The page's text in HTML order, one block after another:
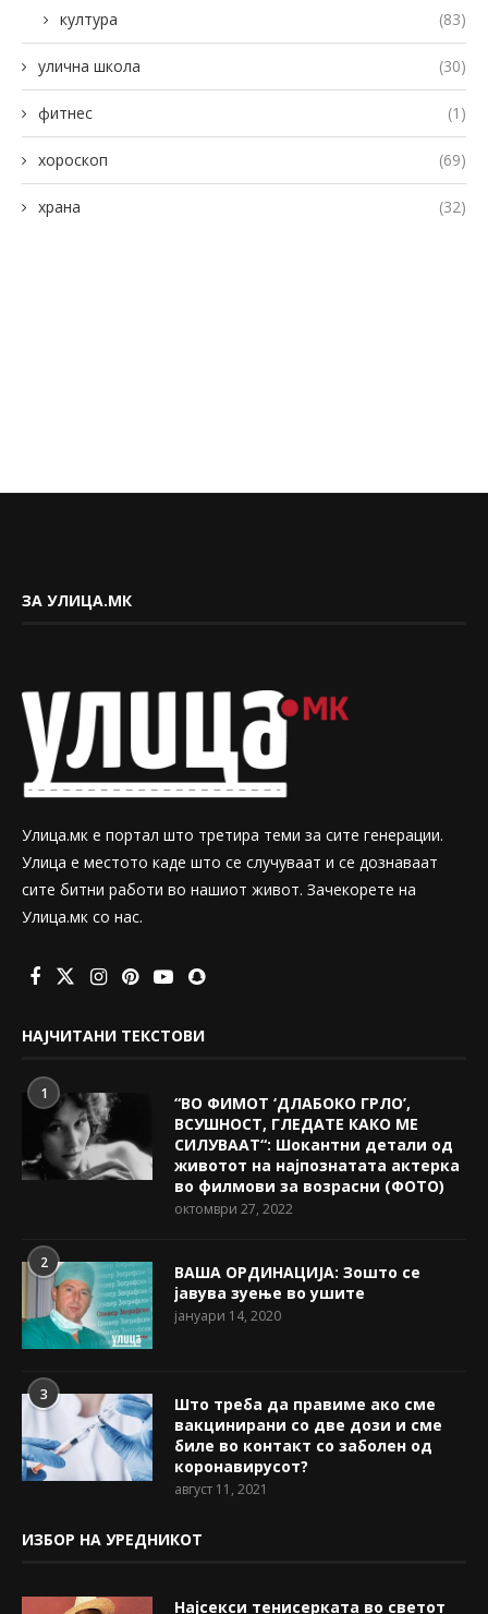
култура (83)
улична школа (30)
фитнес (1)
хороскоп (69)
храна (32)
ЗА УЛИЦА.МК
Улица.мк е портал што третира теми за сите генерации.
Улица е местото каде што се случуваат и се дознаваат
сите битни работи во нашиот живот. Зачекорете на
Улица.мк со нас.
НАЈЧИТАНИ ТЕКСТОВИ
1
“ВО ФИМОТ ‘ДЛАБОКО ГРЛО’,
ВСУШНОСТ, ГЛЕДАТЕ КАКО МЕ
СИЛУВААТ“: Шокантни детали од
животот на најпознатата актерка
во филмови за возрасни (ФОТО)
октомври 27, 2022
2
ВАША ОРДИНАЦИЈА: Зошто се
јавува зуење во ушите
јануари 14, 2020
3
Што треба да правиме ако сме
вакцинирани со две дози и сме
биле во контакт со заболен од
коронавирусот?
август 11, 2021
ИЗБОР НА УРЕДНИКОТ
Најсекси тенисерката во светот